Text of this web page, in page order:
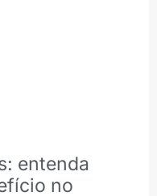
entenda
no